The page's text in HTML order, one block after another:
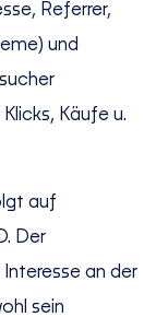
Referrer,
und
Käufe u.
auf
Der
an der
sein